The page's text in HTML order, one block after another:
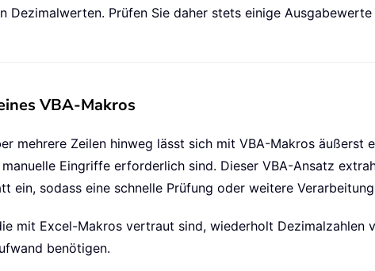
Dezimalwerten. Prüfen Sie daher stets einige
VBA-Makros
mehrere Zeilen hinweg lässt sich mit VBA-Makros äußerst
Eingriffe erforderlich sind. Dieser VBA-Ansatz
ein, sodass eine schnelle Prüfung oder weitere
mit Excel-Makros vertraut sind, wiederholt Dezimalzahlen
benötigen.